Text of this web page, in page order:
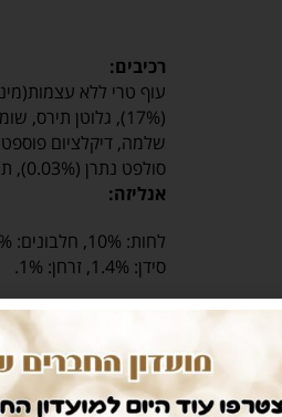
רכיבים:
(17%), גלוטן
סולפט נתרן (0.03%), תמצית יוקה שיגריה, ויטמינים ומינרלים.
​אנליזה:
סידן: 1.4%, זרחן: 1%.